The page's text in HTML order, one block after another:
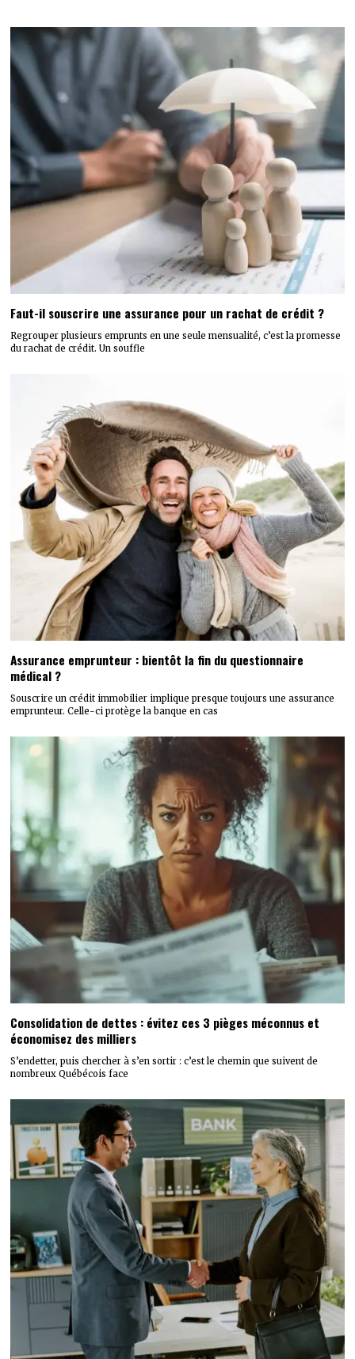
Faut-il souscrire une assurance pour un rachat de crédit ?
Regrouper plusieurs emprunts en une seule mensualité, c’est la promesse
du rachat de crédit. Un souffle
Assurance emprunteur : bientôt la fin du questionnaire
médical ?
Souscrire un crédit immobilier implique presque toujours une assurance
emprunteur. Celle-ci protège la banque en cas
Consolidation de dettes : évitez ces 3 pièges méconnus et
économisez des milliers
S’endetter, puis chercher à s’en sortir : c’est le chemin que suivent de
nombreux Québécois face